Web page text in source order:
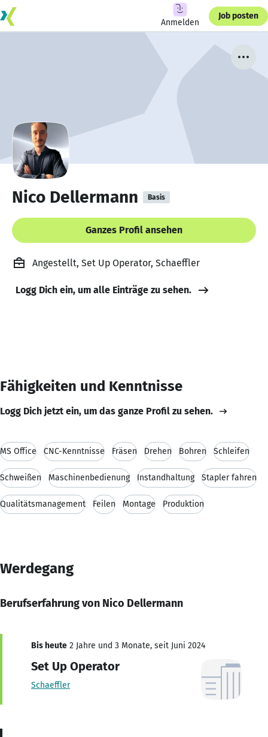
Anmelden
Job posten
Nico Dellermann Basis
Ganzes Profil ansehen
Angestellt, Set Up Operator, Schaeffler
Logg Dich ein, um alle Einträge zu sehen.
Fähigkeiten und Kenntnisse
Logg Dich jetzt ein, um das ganze Profil zu sehen.
MS Office CNC-Kenntnisse Fräsen Drehen Bohren Schleifen
Schweißen Maschinenbedienung Instandhaltung Stapler fahren
Qualitätsmanagement Feilen Montage Produktion
Werdegang
Berufserfahrung von Nico Dellermann
Bis heute 2 Jahre und 3 Monate, seit Juni 2024
Set Up Operator
Schaeffler